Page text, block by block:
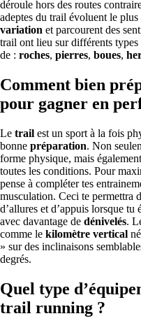
déroule hors des routes
adeptes du trail évoluent le plus
variation et parcourent des
trail ont lieu sur différents
de : roches, pierres, boues,
Comment bien
pour gagner en
Le trail est un sport à la fois
bonne préparation. Non
forme physique, mais
toutes les conditions. Pour
pense à compléter tes
musculation. Ceci te permettra
d’allures et d’appuis lorsque tu
avec davantage de dénivelés.
comme le kilomètre vertical
» sur des inclinaisons
degrés.
Quel type
trail running ?